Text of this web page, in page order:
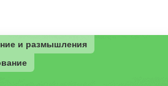
и размышления